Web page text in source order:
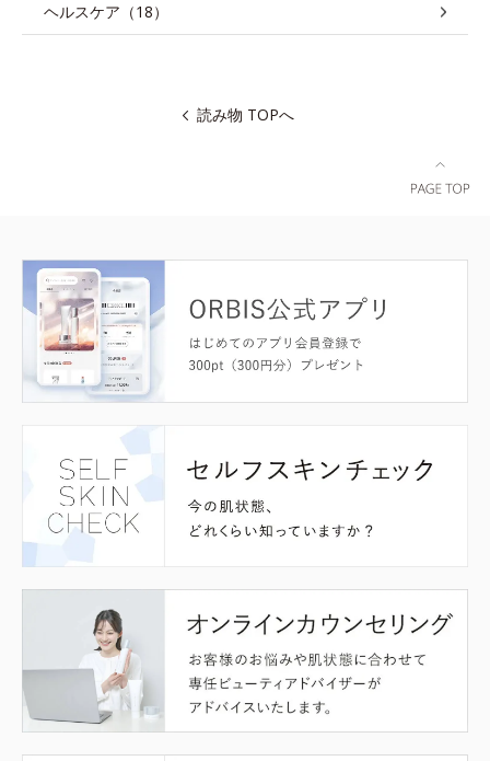
ヘルスケア（18）
読み物 TOPへ